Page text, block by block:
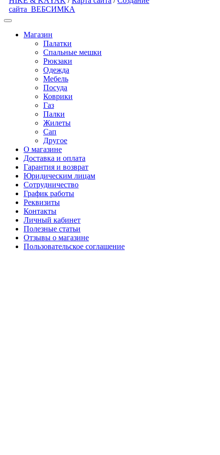
сайта ВЕБСИМКА
Магазин
Палатки
Спальные мешки
Рюкзаки
Одежда
Мебель
Посуда
Коврики
Газ
Палки
Жилеты
Сап
Другое
О магазине
Доставка и оплата
Гарантия и возврат
Юридическим лицам
Сотрудничество
График работы
Реквизиты
Контакты
Личный кабинет
Полезные статьи
Отзывы о магазине
Пользовательское соглашение